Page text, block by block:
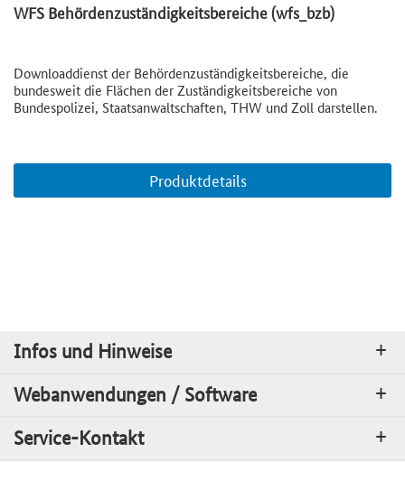
WFS Behördenzuständigkeitsbereiche (wfs_bzb)
Downloaddienst der Behördenzuständigkeitsbereiche, die
bundesweit die Flächen der Zuständigkeitsbereiche von
Bundespolizei, Staatsanwaltschaften, THW und Zoll darstellen.
Produktdetails
Infos und Hinweise
Webanwendungen / Software
Service-Kontakt